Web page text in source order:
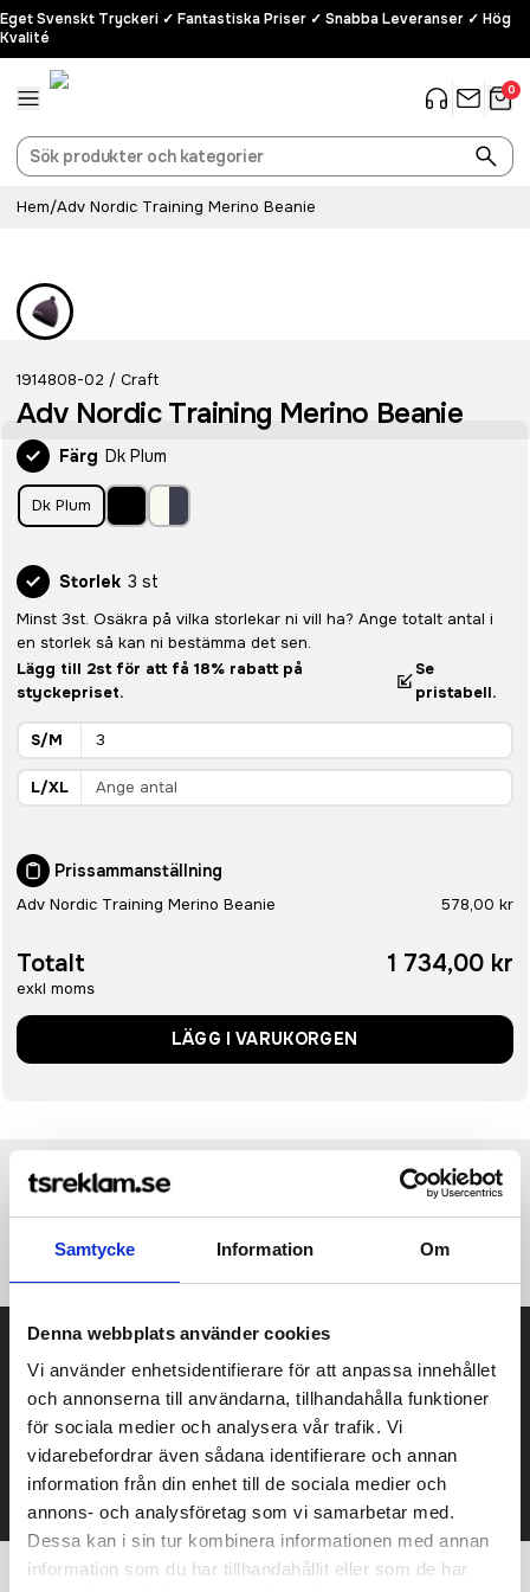
Samtycke Information Om
Denna webbplats använder cookies
Vi använder enhetsidentifierare för att anpassa innehållet
och annonserna till användarna, tillhandahålla funktioner
för sociala medier och analysera vår trafik. Vi
vidarebefordrar även sådana identifierare och annan
information från din enhet till de sociala medier och
annons- och analysföretag som vi samarbetar med.
Dessa kan i sin tur kombinera informationen med annan
information som du har tillhandahållit eller som de har
Eget Svenskt Tryckeri ✓ Fantastiska Priser ✓ Snabba Leveranser ✓ Hög
Kvalité
0
Hem/Adv Nordic Training Merino Beanie
1914808-02 / Craft
Adv Nordic Training Merino Beanie
Färg Dk Plum
Dk Plum
Storlek 3 st
Minst 3st. Osäkra på vilka storlekar ni vill ha? Ange totalt antal i
en storlek så kan ni bestämma det sen.
Lägg till 2st för att få 18% rabatt på
styckepriset.
Se
pristabell.
S/M
L/XL
Prissammanställning
Adv Nordic Training Merino Beanie 578,00 kr
Totalt
exkl moms
1 734,00 kr
LÄGG I VARUKORGEN
Recensioner (954st)
Prisuppgift på mailen?
Kontakta oss här för att få förslag på produkt och pris över
mailen.
Det går också utmärkt att bara ställa frågor!
KONTAKTA OSS